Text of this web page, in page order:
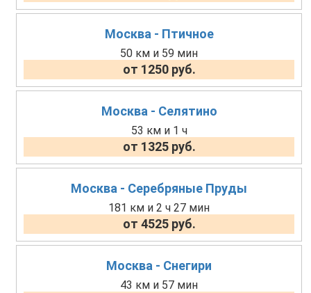
Москва - Птичное
50 км и 59 мин
от 1250 руб.
Москва - Селятино
53 км и 1 ч
от 1325 руб.
Москва - Серебряные Пруды
181 км и 2 ч 27 мин
от 4525 руб.
Москва - Снегири
43 км и 57 мин